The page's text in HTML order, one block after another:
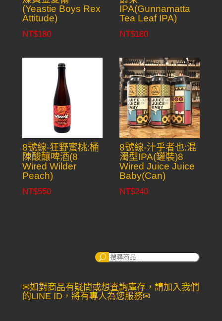
(Yeastie Boys Rex
Attitude)
NT$180
IPA(Gunnamatta
Tea Leaf IPA)
NT$180
8號線-狂野蜜桃:桶
陳酸釀啤酒(8
Wired Wilder
Peach)
NT$550
8號線-汁乎者也:混
濁型IPA(罐裝)8
Wired Juice Juice
Baby(Can)
NT$240
搜
✉如對商品有疑問或想查詢庫存，請加入我們
的LINE ID，將有專人為您服務✉